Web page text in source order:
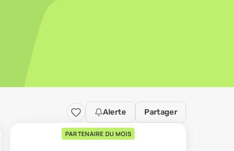
Alerte Partager
PARTENAIRE DU MOIS